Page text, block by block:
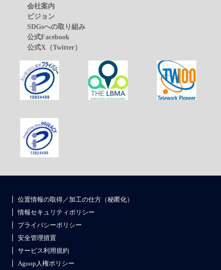
会社案内
ビジョン
SDGsへの取り組み
公式Facebook
公式X（Twitter）
位置情報の取得／加工の仕方（秘匿化）
情報セキュリティポリシー
プライバシーポリシー
安全管理措置
サービス利用規約
Agoop人権ポリシー